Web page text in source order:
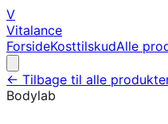
V
Vitalance
ForsideKosttilskudAlle
← Tilbage til alle
Bodylab